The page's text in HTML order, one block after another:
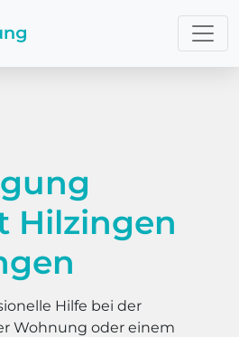
Hilzingen
Hilfe bei der
Wohnung oder einem